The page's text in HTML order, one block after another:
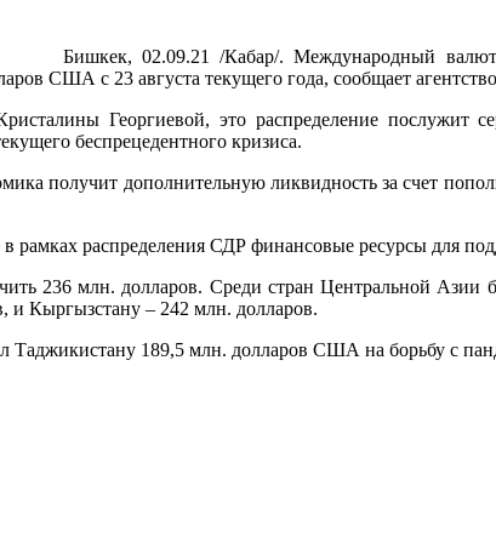
Бишкек, 02.09.21 /Кабар/. Международный
США с 23 августа текущего года, сообщает
Георгиевой, это распределение послужит
беспрецедентного кризиса.
получит дополнительную ликвидность за счет
рамках распределения СДР финансовые ресурсы для
236 млн. долларов. Среди стран Центральной Азии
и Кыргызстану – 242 млн. долларов.
189,5 млн. долларов США на борьбу с